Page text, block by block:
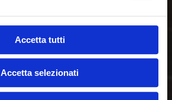
Accetta tutti
Accetta selezionati